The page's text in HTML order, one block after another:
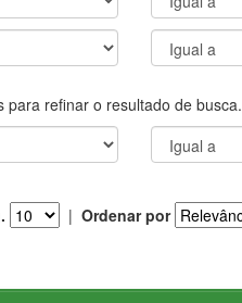
para refinar o resultado de busca.
| Ordenar por